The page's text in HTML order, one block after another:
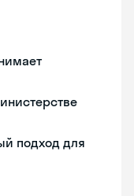
подход для